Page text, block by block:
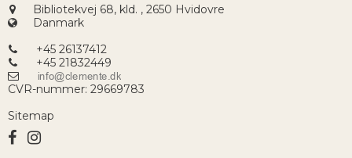
Bibliotekvej 68, kld. , 2650 Hvidovre
Danmark
+45 26137412
+45 21832449
CVR-nummer: 29669783
Sitemap